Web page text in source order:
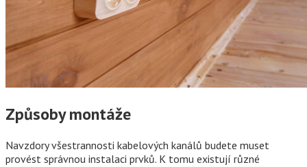
Způsoby montáže
Navzdory všestrannosti kabelových kanálů budete muset
provést správnou instalaci prvků. K tomu existují různé